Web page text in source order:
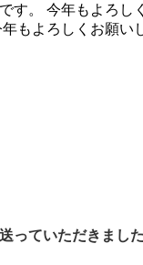
す。 今年もよろ
もよろしくお願い
っていただきました